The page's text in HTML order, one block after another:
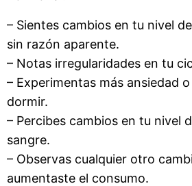
– Sientes cambios en tu nivel
sin razón aparente.
– Notas irregularidades en tu
– Experimentas más ansiedad
dormir.
– Percibes cambios en tu nivel
sangre.
– Observas cualquier otro
aumentaste el consumo.